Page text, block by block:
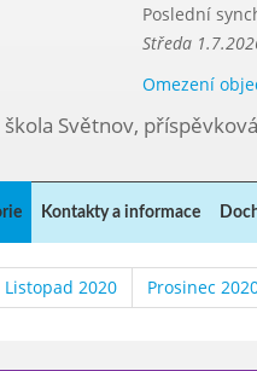
Poslední
Středa
Omezení
Světnov,
Kontakty a informace
Listopad 2020 Prosinec